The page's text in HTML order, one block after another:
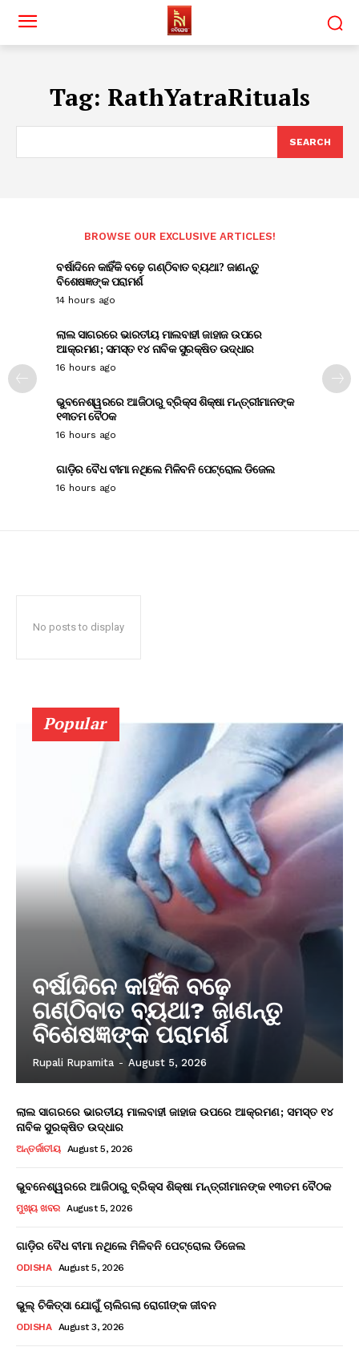
Tag: RathYatraRituals
SEARCH
BROWSE OUR EXCLUSIVE ARTICLES!
ବର୍ଷାଦିନେ କାହିଁକି ବଢ଼େ ଗଣ୍ଠିବାତ ବ୍ୟଥା? ଜାଣନ୍ତୁ
ବିଶେଷଜ୍ଞଙ୍କ ପରାମର୍ଶ
14 hours ago
ଲାଲ ସାଗରରେ ଭାରତୀୟ ମାଲବାହୀ ଜାହାଜ ଉପରେ
ଆକ୍ରମଣ; ସମସ୍ତ ୧୪ ନାବିକ ସୁରକ୍ଷିତ ଉଦ୍ଧାର
16 hours ago
ଭୁବନେଶ୍ୱରରେ ଆଜିଠାରୁ ବ୍ରିକ୍ସ ଶିକ୍ଷା ମନ୍ତ୍ରୀମାନଙ୍କ
୧୩ତମ ବୈଠକ
16 hours ago
ଗାଡ଼ିର ବୈଧ ବୀମା ନଥିଲେ ମିଳିବନି ପେଟ୍ରୋଲ ଡିଜେଲ
16 hours ago
No posts to display
Popular
ବର୍ଷାଦିନେ କାହିଁକି ବଢ଼େ
ଗଣ୍ଠିବାତ ବ୍ୟଥା? ଜାଣନ୍ତୁ
ବିଶେଷଜ୍ଞଙ୍କ ପରାମର୍ଶ
Rupali Rupamita - August 5, 2026
ଲାଲ ସାଗରରେ ଭାରତୀୟ ମାଲବାହୀ ଜାହାଜ ଉପରେ ଆକ୍ରମଣ; ସମସ୍ତ ୧୪
ନାବିକ ସୁରକ୍ଷିତ ଉଦ୍ଧାର
ଅନ୍ତର୍ଜାତୀୟ August 5, 2026
ଭୁବନେଶ୍ୱରରେ ଆଜିଠାରୁ ବ୍ରିକ୍ସ ଶିକ୍ଷା ମନ୍ତ୍ରୀମାନଙ୍କ ୧୩ତମ ବୈଠକ
ମୁଖ୍ୟ ଖବର August 5, 2026
ଗାଡ଼ିର ବୈଧ ବୀମା ନଥିଲେ ମିଳିବନି ପେଟ୍ରୋଲ ଡିଜେଲ
ODISHA August 5, 2026
ଭୁଲ୍ ଚିକିତ୍ସା ଯୋଗୁଁ ଚାଲିଗଲା ରୋଗୀଙ୍କ ଜୀବନ
ODISHA August 3, 2026